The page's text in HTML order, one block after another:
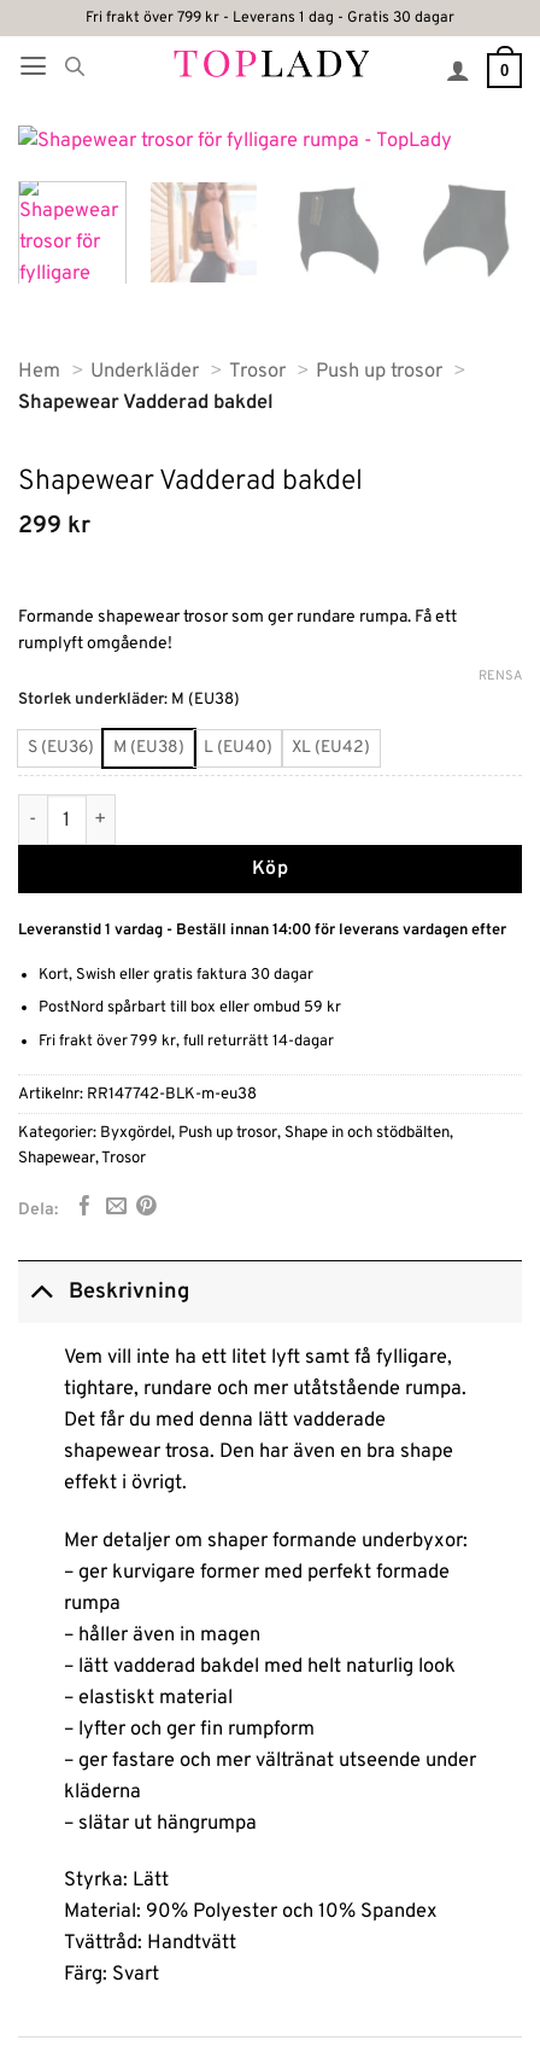
content
Fri frakt över 799 kr - Leverans 1 dag - Gratis 30 dagar
0
Hem Underkläder Trosor
Push up trosor
Shapewear Vadderad bakdel
Shapewear Vadderad bakdel
299 kr
Formande shapewear trosor som ger rundare rumpa. Få ett
rumplyft omgående!
Storlek underkläder: M (EU38)
S (EU36) M (EU38) L (EU40) XL (EU42)
RENSA
Shapewear Vadderad bakdel mängd
Köp
Alternative:
Leveranstid 1 vardag - Beställ innan 14:00 för leverans vardagen efter
Kort, Swish eller gratis faktura 30 dagar
PostNord spårbart till box eller ombud 59 kr
Fri frakt över 799 kr, full returrätt 14-dagar
Artikelnr: RR147742-BLK-m-eu38
Kategorier: Byxgördel, Push up trosor, Shape in och stödbälten,
Shapewear,Trosor
Dela:
Beskrivning
Vem vill inte ha ett litet lyft samt få fylligare,
tightare, rundare och mer utåtstående rumpa.
Det får du med denna lätt vadderade
shapewear trosa. Den har även en bra shape
effekt i övrigt.
Mer detaljer om shaper formande underbyxor:
– ger kurvigare former med perfekt formade
rumpa
– håller även in magen
– lätt vadderad bakdel med helt naturlig look
– elastiskt material
– lyfter och ger fin rumpform
– ger fastare och mer vältränat utseende under
kläderna
– slätar ut hängrumpa
Styrka: Lätt
Material: 90% Polyester och 10% Spandex
Tvättråd: Handtvätt
Färg: Svart